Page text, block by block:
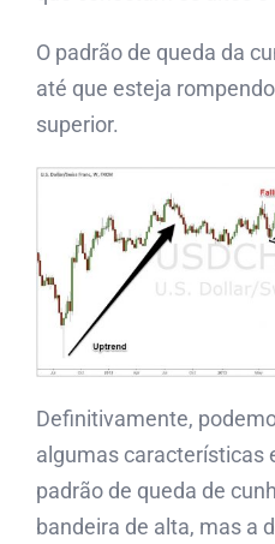
O padrão de queda da
até que esteja
superior.
Definitivamente,
algumas características
padrão de queda de
bandeira de alta, mas a